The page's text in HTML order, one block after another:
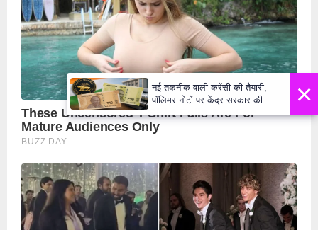
×
नई तकनीक वाली करेंसी की तैयारी,
पॉलिमर नोटों पर केंद्र सरकार की
₹10 और ₹20 के नोट - Daily Lok